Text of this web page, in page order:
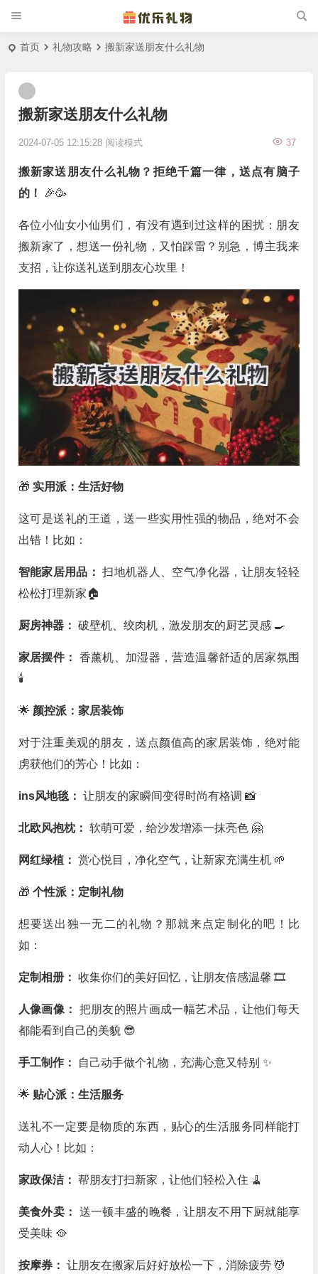
首页 礼物攻略 搬新家送朋友什么礼物
搬新家送朋友什么礼物
2024-07-05 12:15:28 37
阅读模式
搬新家送朋友什么礼物？拒绝千篇一律，送点有脑子
的！
🎉🥳
各位小仙女小仙男们，有没有遇到过这样的困扰：朋友
搬新家了，想送一份礼物，又怕踩雷？别急，博主我来
支招，让你送礼送到朋友心坎里！
🎁 实用派：生活好物
这可是送礼的王道，送一些实用性强的物品，绝对不会
出错！比如：
智能家居用品：扫地机器人、空气净化器，让朋友轻轻
松松打理新家🏠
厨房神器： 破壁机、绞肉机，激发朋友的厨艺灵感 🍳
家居摆件： 香薰机、加湿器，营造温馨舒适的居家氛围
🕯️
🌟 颜控派：家居装饰
对于注重美观的朋友，送点颜值高的家居装饰，绝对能
虏获他们的芳心！比如：
ins风地毯： 让朋友的家瞬间变得时尚有格调 📸️
北欧风抱枕： 软萌可爱，给沙发增添一抹亮色 🤗
网红绿植： 赏心悦目，净化空气，让新家充满生机 🌱
🎁 个性派：定制礼物
想要送出独一无二的礼物？那就来点定制化的吧！比
如：
定制相册： 收集你们的美好回忆，让朋友倍感温馨 🎞️
人像画像： 把朋友的照片画成一幅艺术品，让他们每天
都能看到自己的美貌 😎
手工制作： 自己动手做个礼物，充满心意又特别 ✨
🌟 贴心派：生活服务
送礼不一定要是物质的东西，贴心的生活服务同样能打
动人心！比如：
家政保洁： 帮朋友打扫新家，让他们轻松入住 🧹
美食外卖： 送一顿丰盛的晚餐，让朋友不用下厨就能享
受美味 🥘
按摩券： 让朋友在搬家后好好放松一下，消除疲劳 💆